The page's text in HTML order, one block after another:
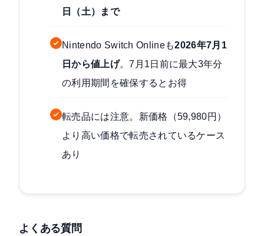
日（土）まで
Nintendo Switch Onlineも2026年7月1
日から値上げ。7月1日前に最大3年分
の利用期間を確保するとお得
転売品には注意。新価格（59,980円）
より高い価格で転売されているケース
あり
よくある質問